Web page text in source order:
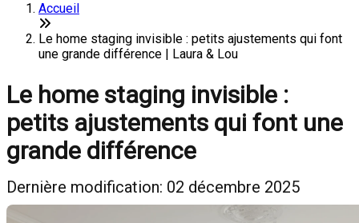
Accueil
Le home staging invisible : petits ajustements qui font
une grande différence | Laura & Lou
Le home staging invisible :
petits ajustements qui font une
grande différence
Dernière modification: 02 décembre 2025